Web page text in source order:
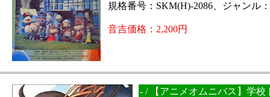
規格番号：SKM(H)-2086、ジャンル
音吉価格：2,200円
- / 【アニメオムニバス】学校